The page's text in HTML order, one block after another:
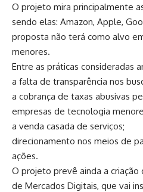
O projeto mira principalmente
sendo elas: Amazon, Apple,
proposta não terá como alvo
menores.
Entre as práticas consideradas
a falta de transparência nos
a cobrança de taxas abusivas
empresas de tecnologia
a venda casada de serviços;
direcionamento nos meios de
ações.
O projeto prevê ainda a criação
de Mercados Digitais, que vai